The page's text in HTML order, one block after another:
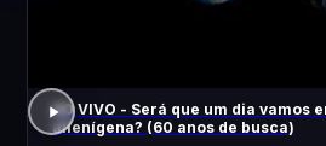
AO VIVO - Será que um dia vamos
alienígena? (60 anos de busca)